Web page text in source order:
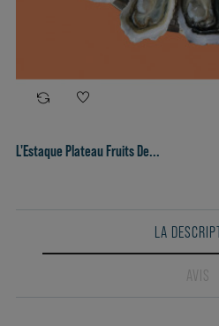
L'Estaque Plateau Fruits De...
LA
AVIS